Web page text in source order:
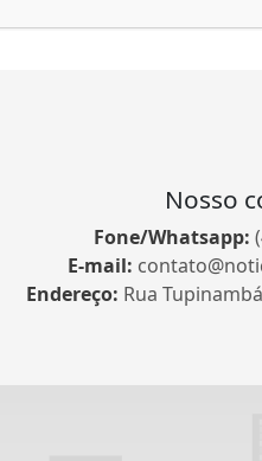
Nosso
Fone/Whatsapp:
E-mail:
Endereço: Rua